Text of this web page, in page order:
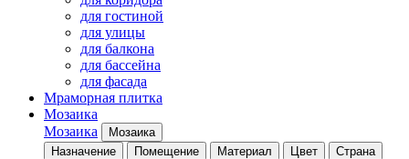
для гостиной
для улицы
для балкона
для бассейна
для фасада
Мраморная плитка
Мозаика
Мозаика
Мозаика
Назначение
Помещение Материал Цвет Страна